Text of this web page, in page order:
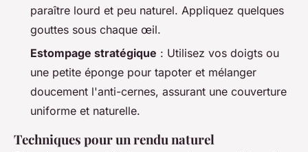
paraître lourd et peu naturel. Appliquez quelques
gouttes sous chaque œil.
Estompage stratégique : Utilisez vos doigts ou
une petite éponge pour tapoter et mélanger
doucement l'anti-cernes, assurant une couverture
uniforme et naturelle.
Techniques pour un rendu naturel